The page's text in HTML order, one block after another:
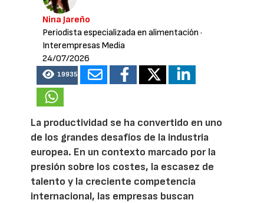
Nina Jareño
Periodista especializada en alimentación ·
Interempresas Media
24/07/2026
19935
La productividad se ha convertido en uno
de los grandes desafíos de la industria
europea. En un contexto marcado por la
presión sobre los costes, la escasez de
talento y la creciente competencia
internacional, las empresas buscan